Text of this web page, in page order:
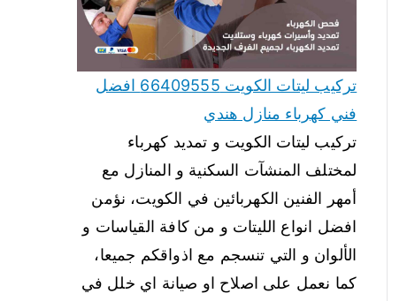
تركيب ليتات الكويت 66409555 افضل
فني كهرباء منازل هندي
تركيب ليتات الكويت و تمديد كهرباء
لمختلف المنشآت السكنية و المنازل مع
أمهر الفنين الكهربائين في الكويت، نؤمن
افضل انواع الليتات و من كافة القياسات و
الألوان و التي تنسجم مع اذواقكم جميعا،
كما نعمل على اصلاح او صيانة اي خلل في